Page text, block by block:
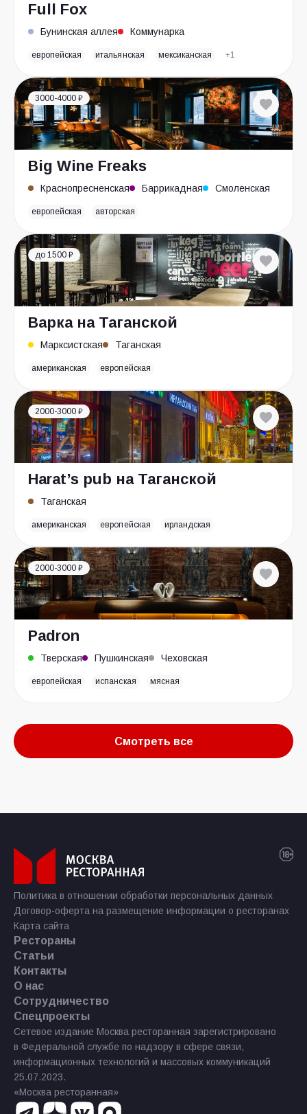
Full Fox
Бунинская аллея Коммунарка
европейская итальянская мексиканская +1
3000-4000 ₽
Big Wine Freaks
Краснопресненская Баррикадная Смоленская
европейская авторская
до 1500 ₽
Варка на Таганской
Марксистская Таганская
американская европейская
2000-3000 ₽
Harat’s pub на Таганской
Таганская
американская европейская ирландская
2000-3000 ₽
Padron
Тверская Пушкинская Чеховская
европейская испанская мясная
Смотреть все
Политика в отношении обработки персональных данных
Договор-оферта на размещение информации о ресторанах
Карта сайта
Рестораны
Статьи
Контакты
О нас
Сотрудничество
Спецпроекты
Сетевое издание Москва ресторанная зарегистрировано
в Федеральной службе по надзору в сфере связи,
информационных технологий и массовых коммуникаций
25.07.2023.
«Москва ресторанная»